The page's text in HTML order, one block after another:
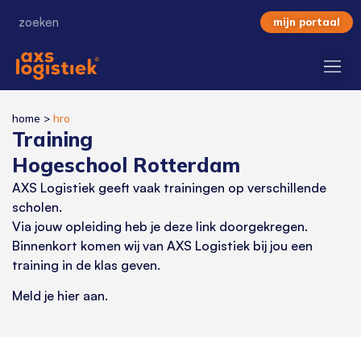
mijn portaal
home > hro
Training
Hogeschool Rotterdam
AXS Logistiek geeft vaak trainingen op verschillende
scholen.
Via jouw opleiding heb je deze link doorgekregen.
Binnenkort komen wij van AXS Logistiek bij jou een
training in de klas geven.
Meld je hier aan.